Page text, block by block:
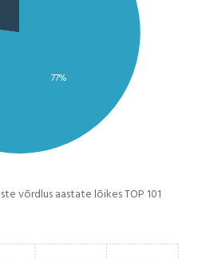
77%
võrdlus aastate lõikes TOP 101